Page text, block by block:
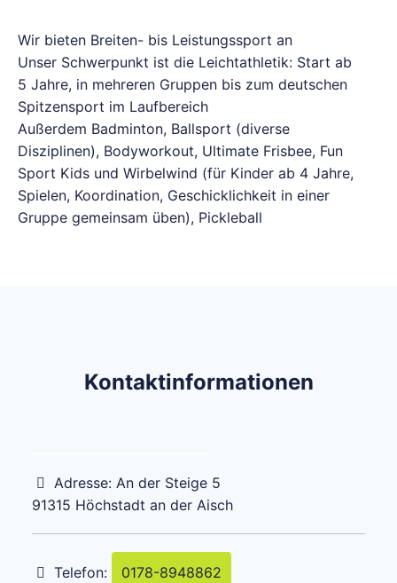
Wir bieten Breiten- bis Leistungssport an
Unser Schwerpunkt ist die Leichtathletik: Start ab
5 Jahre, in mehreren Gruppen bis zum deutschen
Spitzensport im Laufbereich
Außerdem Badminton, Ballsport (diverse
Disziplinen), Bodyworkout, Ultimate Frisbee, Fun
Sport Kids und Wirbelwind (für Kinder ab 4 Jahre,
Spielen, Koordination, Geschicklichkeit in einer
Gruppe gemeinsam üben), Pickleball
Kontaktinformationen
Adresse: An der Steige 5
91315 Höchstadt an der Aisch
Telefon: 0178-8948862